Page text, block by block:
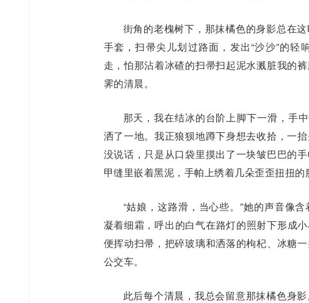
街角的老槐树下，那抹橘色的身影总在
手套，扫帚尖儿划过路面，发出“沙沙”的
走，怕那沾着冰碴的扫帚扫起泥水溅脏我的
霁的清晨。
那天，我在结冰的台阶上脚下一滑，手
洒了一地。我正狼狈地蹲下身想去收拾，一
没说话，只是从口袋里摸出了一块皱巴巴的
甲缝里嵌着黑泥，手帕上绣着几朵歪歪扭扭的
“姑娘，这路滑，当心些。”她的声音像
凝着细霜，呼出的白气在路灯的照射下形成
便挥动扫帚，把碎玻璃和洒落的枸杞、冰糖
公交车。
此后每个清晨，我总会留意那抹橘色身